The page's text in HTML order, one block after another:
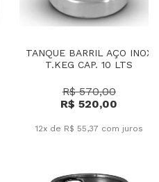
TANQUE BARRIL AÇO INOX
T.KEG CAP. 10 LTS
R$ 570,00
R$ 520,00
12x de R$ 55,37 com juros